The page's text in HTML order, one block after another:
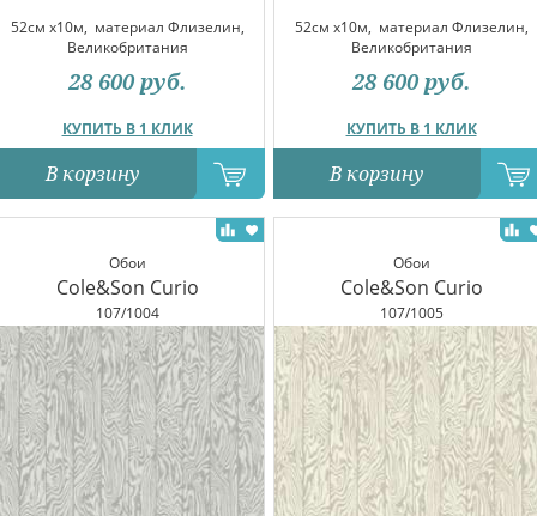
52см x10м, материал Флизелин,
Великобритания
КУПИТЬ В 1 КЛИК
28 600 руб.
В корзину
52см x10м, материал Флизелин,
Великобритания
КУПИТЬ В 1 КЛИК
28 600 руб.
В корзину
Обои
Cole&Son Curio
107/1004
Обои
Cole&Son Curio
107/1005